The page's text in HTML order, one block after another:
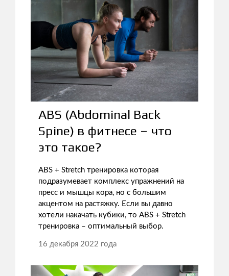
ABS (Abdominal Back
Spine) в фитнесе – что
это такое?
ABS + Stretch тренировка которая
подразумевает комплекс упражнений на
пресс и мышцы кора, но с большим
акцентом на растяжку. Если вы давно
хотели накачать кубики, то ABS + Stretch
тренировка – оптимальный выбор.
16 декабря 2022 года